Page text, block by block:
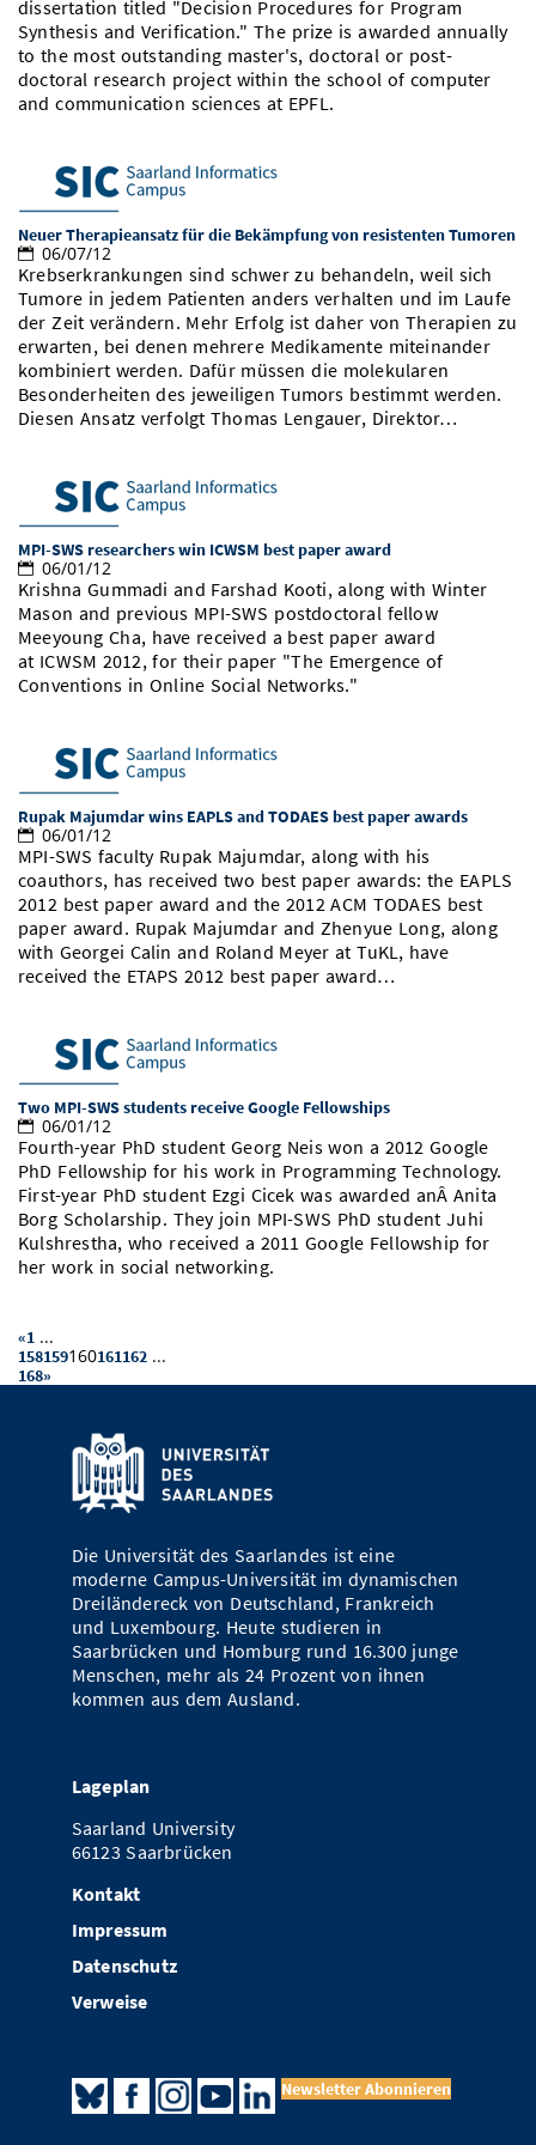
Vom Studium in den Beruf
Study Scheduler
Bibliothek
Open Science/Open Access
Start-ups
IT-Themenabend
Ranking
Zahlen & Fakten
Preise, Auszeichnungen und Förderungen
Kontakt
SIC Podcast
Anfahrt
AnsprechpartnerInnen, Personen, Forschungsgruppen
Alumni
dissertation titled "Decision Procedures for Program
Synthesis and Verification." The prize is awarded annually
to the most outstanding master's, doctoral or post-
doctoral research project within the school of computer
and communication sciences at EPFL.
Neuer Therapieansatz für die Bekämpfung von resistenten Tumoren
06/07/12
Krebserkrankungen sind schwer zu behandeln, weil sich
Tumore in jedem Patienten anders verhalten und im Laufe
der Zeit verändern. Mehr Erfolg ist daher von Therapien zu
erwarten, bei denen mehrere Medikamente miteinander
kombiniert werden. Dafür müssen die molekularen
Besonderheiten des jeweiligen Tumors bestimmt werden.
Diesen Ansatz verfolgt Thomas Lengauer, Direktor…
MPI-SWS researchers win ICWSM best paper award
06/01/12
Krishna Gummadi and Farshad Kooti, along with Winter
Mason and previous MPI-SWS postdoctoral fellow
Meeyoung Cha, have received a best paper award
at ICWSM 2012, for their paper "The Emergence of
Conventions in Online Social Networks."
Rupak Majumdar wins EAPLS and TODAES best paper awards
06/01/12
MPI-SWS faculty Rupak Majumdar, along with his
coauthors, has received two best paper awards: the EAPLS
2012 best paper award and the 2012 ACM TODAES best
paper award. Rupak Majumdar and Zhenyue Long, along
with Georgei Calin and Roland Meyer at TuKL, have
received the ETAPS 2012 best paper award…
Two MPI-SWS students receive Google Fellowships
06/01/12
Fourth-year PhD student Georg Neis won a 2012 Google
PhD Fellowship for his work in Programming Technology.
First-year PhD student Ezgi Cicek was awarded anÂ Anita
Borg Scholarship. They join MPI-SWS PhD student Juhi
Kulshrestha, who received a 2011 Google Fellowship for
her work in social networking.
«1 ...
158159160161162 ...
168»
Die Universität des Saarlandes ist eine
moderne Campus-Universität im dynamischen
Dreiländereck von Deutschland, Frankreich
und Luxembourg. Heute studieren in
Saarbrücken und Homburg rund 16.300 junge
Menschen, mehr als 24 Prozent von ihnen
kommen aus dem Ausland.
Lageplan
Saarland University
66123 Saarbrücken
Kontakt
Impressum
Datenschutz
Verweise
Newsletter Abonnieren